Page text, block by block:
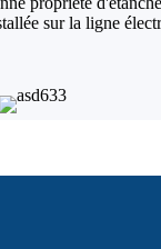
sur la ligne